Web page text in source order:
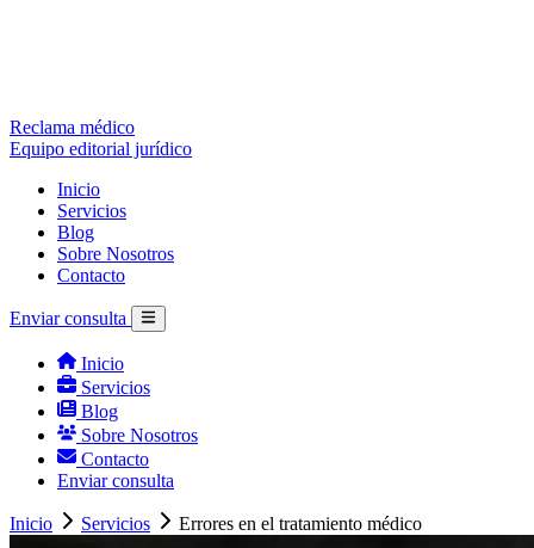
Reclama médico
Equipo editorial jurídico
Inicio
Servicios
Blog
Sobre Nosotros
Contacto
Enviar consulta
Inicio
Servicios
Blog
Sobre Nosotros
Contacto
Enviar consulta
Inicio Servicios Errores en el tratamiento médico